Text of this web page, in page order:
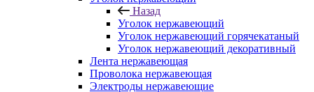
Назад
Уголок нержавеющий
Уголок нержавеющий горячекатаный
Уголок нержавеющий декоративный
Лента нержавеющая
Проволока нержавеющая
Электроды нержавеющие